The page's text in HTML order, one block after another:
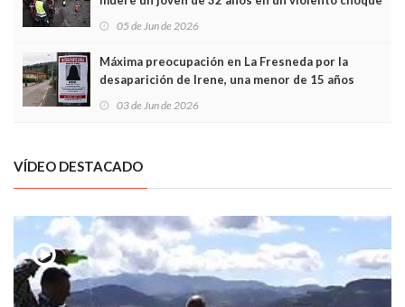
frontal
05 de Jun de 2026
Máxima preocupación en La Fresneda por la
desaparición de Irene, una menor de 15 años
03 de Jun de 2026
VÍDEO DESTACADO